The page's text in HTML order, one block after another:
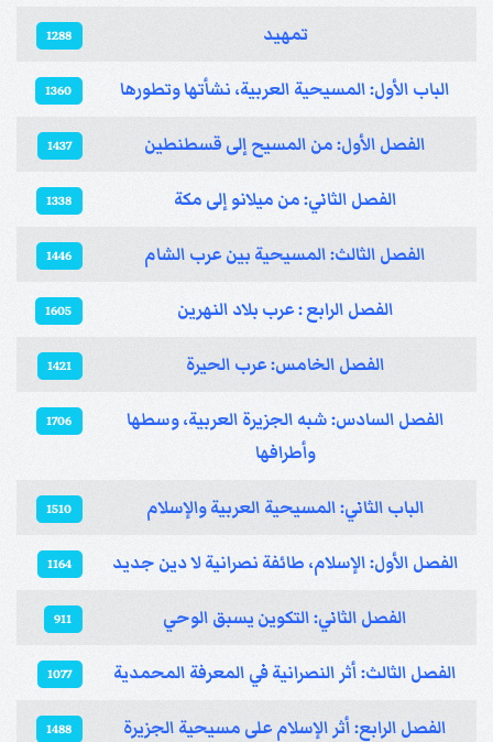
تمهيد 1288
الباب الأول: المسيحية العربية، نشأتها وتطورها 1360
الفصل الأول: من المسيح إلى قسطنطين 1437
الفصل الثاني: من ميلانو إلى مكة 1338
الفصل الثالث: المسيحية بين عرب الشام 1446
الفصل الرابع : عرب بلاد النهرين 1605
الفصل الخامس: عرب الحيرة 1421
الفصل السادس: شبه الجزيرة العربية، وسطها
وأطرافها
1706
الباب الثاني: المسيحية العربية والإسلام 1510
الفصل الأول: الإسلام، طائفة نصرانية لا دين جديد 1164
الفصل الثاني: التكوين يسبق الوحي 911
الفصل الثالث: أثر النصرانية في المعرفة المحمدية 1077
الفصل الرابع: أثر الإسلام على مسيحية الجزيرة
1488